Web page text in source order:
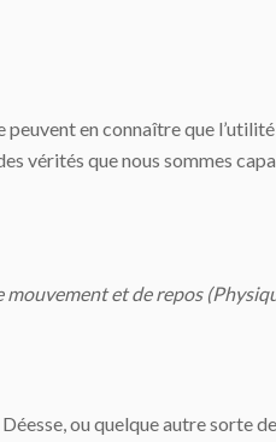
en connaître que
vérités que nous sommes
et de repos
ou quelque autre sorte